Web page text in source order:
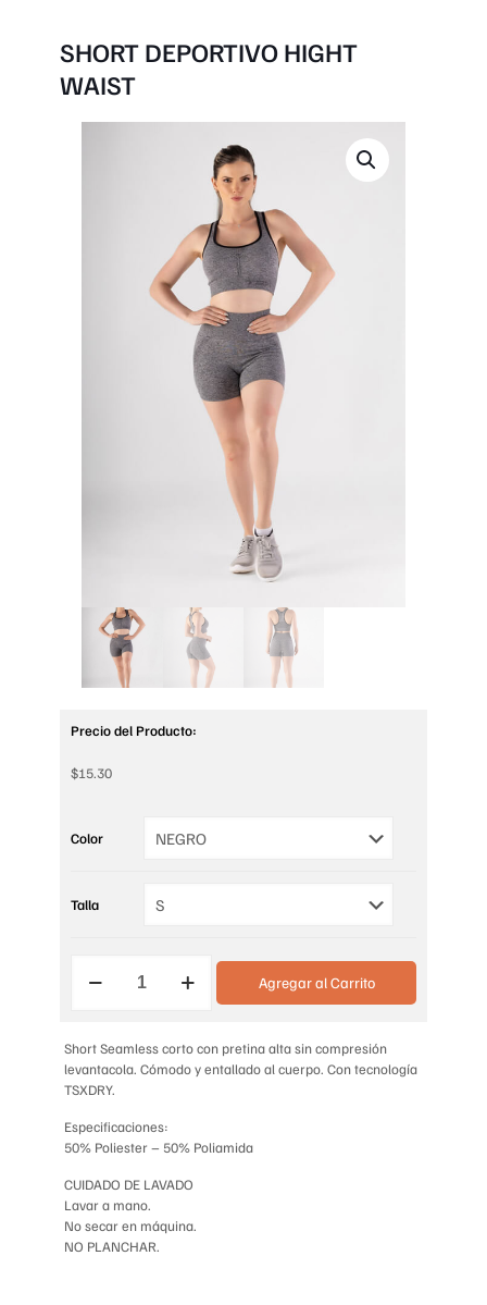
SHORT DEPORTIVO HIGHT
WAIST
Precio del Producto:
$15.30
Color
Talla
DEPORTIVO
cantidad
Agregar al Carrito
Short Seamless corto con pretina alta sin compresión
levantacola. Cómodo y entallado al cuerpo. Con tecnología
TSXDRY.
Especificaciones:
50% Poliester – 50% Poliamida
CUIDADO DE LAVADO
Lavar a mano.
No secar en máquina.
NO PLANCHAR.